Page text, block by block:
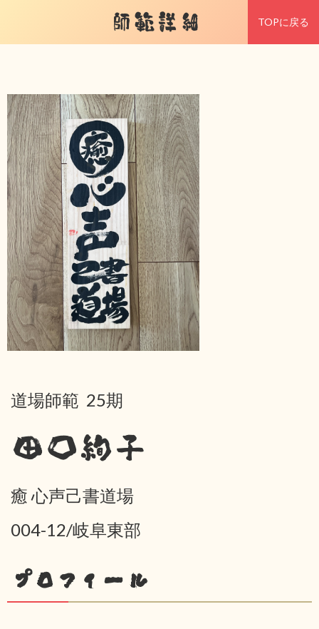
師範詳細 TOPに戻る
道場師範 25期
田口絢子
癒 心声己書道場
004-12/岐阜東部
プロフィール